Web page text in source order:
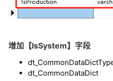
增加【IsSystem】字段
dt_CommonDataDict